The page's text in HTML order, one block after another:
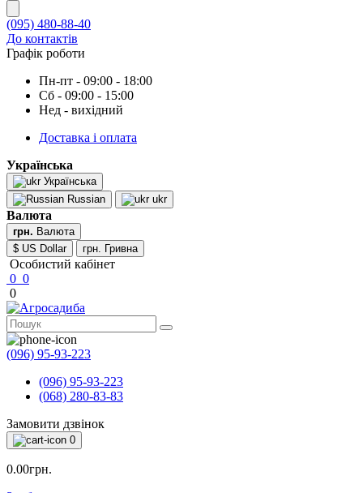
(095) 480-88-40
До контактів
Графік роботи
Пн-пт - 09:00 - 18:00
Сб - 09:00 - 15:00
Нед - вихідний
Доставка і оплата
Українська
Українська
Russian
ukr
Валюта
грн. Валюта
$ US Dollar
грн. Гривна
Особистий кабінет
0 0
0
(096) 95-93-223
(096) 95-93-223
(068) 280-83-83
Замовити дзвінок
0
0.00грн.